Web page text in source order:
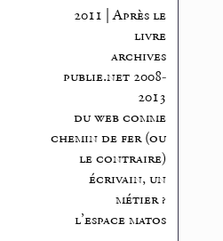
2011 | Après le
livre
archives
publie.net 2008-
2013
du web comme
chemin de fer (ou
le contraire)
écrivain, un
métier ?
l’espace matos